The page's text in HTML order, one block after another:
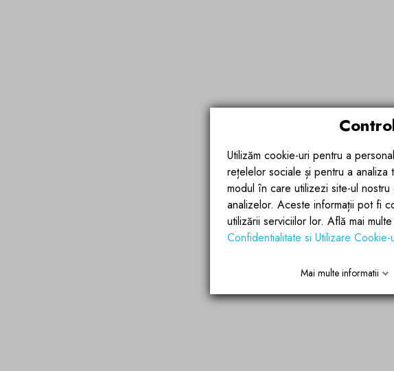
Utilizăm cookie-uri pentru a
rețelelor sociale și pentru a
modul în care utilizezi site-ul
analizelor. Aceste informații pot fi
utilizării serviciilor lor. Află mai
Confidentialitate si Utilizare Cookie-
Mai multe informatii